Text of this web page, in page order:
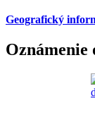
Geografický